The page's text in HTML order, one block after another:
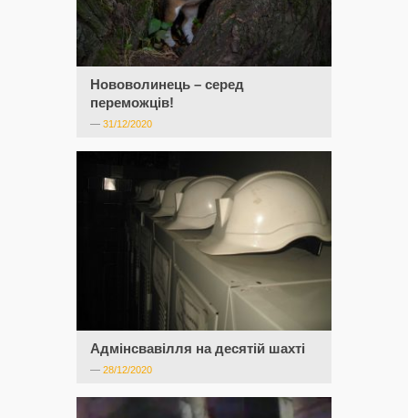
Нововолинець – серед
переможців!
— 31/12/2020
Адмінсвавілля на десятій шахті
— 28/12/2020